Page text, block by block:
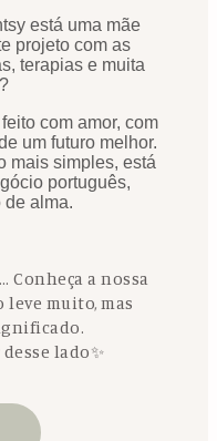
está uma mãe
projeto com as
terapias e muita
com amor, com
um futuro melhor.
mais simples, está
português,
de alma.
Conheça a nossa
muito, mas
lado✨